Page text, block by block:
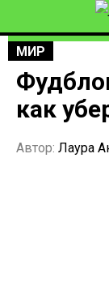
МИР
как
Автор: Лаура